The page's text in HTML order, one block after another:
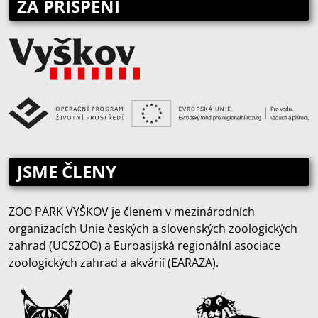
ZA PŘISPĚNÍ
JSME ČLENY
ZOO PARK VYŠKOV je členem v mezinárodních
organizacích Unie českých a slovenských zoologických
zahrad (UCSZOO) a Euroasijská regionální asociace
zoologických zahrad a akvárií (EARAZA).